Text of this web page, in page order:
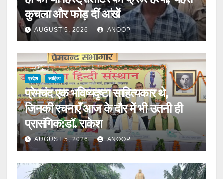
कुचला और फोड़ दीं आंखें
AUGUST 5, 2026 ANOOP
प्रदेश साहित्य
प्रेमचंद एक भविष्यदृष्टा साहित्यकार थे,
जिनकी रचनाएँ आज के दौर में भी उतनी ही
प्रासंगिक:डॉ. राकेश
AUGUST 5, 2026 ANOOP